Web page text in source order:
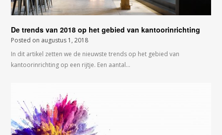
De trends van 2018 op het gebied van kantoorinrichting
Posted on augustus 1, 2018
In dit artikel zetten we de nieuwste trends op het gebied van
kantoorinrichting op een rijtje. Een aantal…